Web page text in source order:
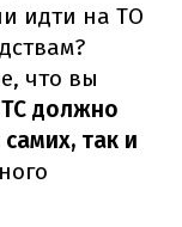
идти на ТО
что вы
должно
так и